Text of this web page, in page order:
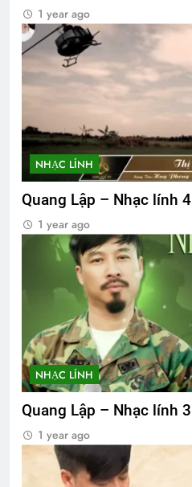
1 year ago
NHẠC LÍNH
Quang Lập – Nhạc lính 4
1 year ago
NHẠC LÍNH
Quang Lập – Nhạc lính 3
1 year ago